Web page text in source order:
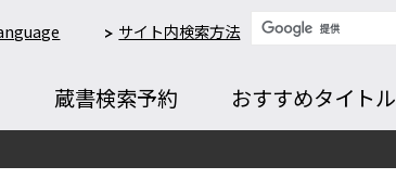
サイト内検索方法
蔵書検索予約 おすすめタイトル